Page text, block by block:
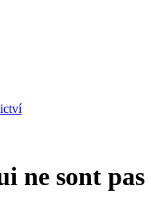
ne sont pas